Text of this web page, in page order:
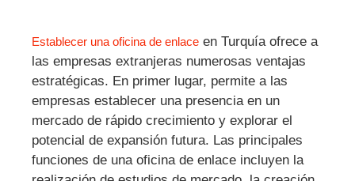
Establecer una oficina de enlace en Turquía ofrece a
las empresas extranjeras numerosas ventajas
estratégicas. En primer lugar, permite a las
empresas establecer una presencia en un
mercado de rápido crecimiento y explorar el
potencial de expansión futura. Las principales
funciones de una oficina de enlace incluyen la